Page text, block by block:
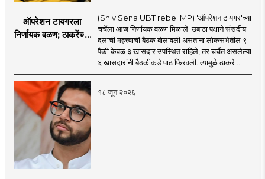
ऑपरेशन टायगरला
निर्णायक वळण; ठाकरेंच्या
विलीन होण्याचा प्रस्ताव?
(Shiv Sena UBT rebel MP) 'ऑपरेशन टायगर'च्या
चर्चेला आज निर्णायक वळण मिळाले. उबाठा पक्षाने संसदीय
दलाची महत्त्वाची बैठक बोलावली असताना लोकसभेतील ९
पैकी केवळ ३ खासदार उपस्थित राहिले, तर चर्चेत असलेल्या
६ खासदारांनी बैठकीकडे पाठ फिरवली. त्यामुळे ठाकरे ..
१८ जून २०२६